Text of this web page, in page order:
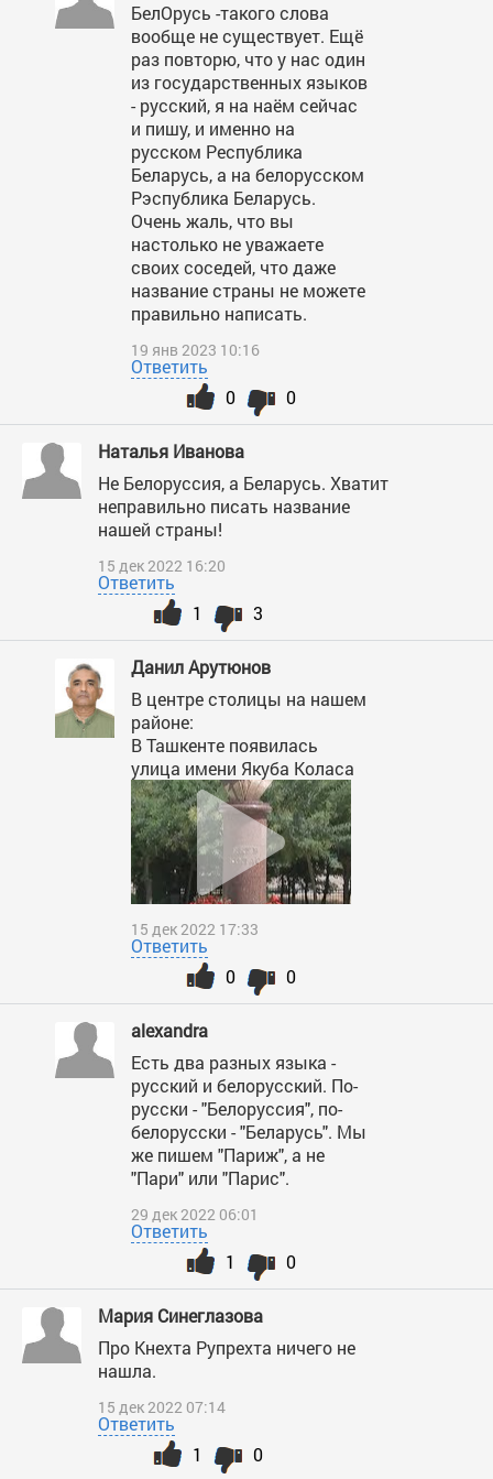
БелОрусь -такого слова
вообще не существует. Ещё
раз повторю, что у нас один
из государственных языков
- русский, я на наём сейчас
и пишу, и именно на
русском Республика
Беларусь, а на белорусском
Рэспублика Беларусь.
Очень жаль, что вы
настолько не уважаете
своих соседей, что даже
название страны не можете
правильно написать.
19 янв 2023 10:16
Ответить
0
0
Наталья Иванова
Не Белоруссия, а Беларусь. Хватит
неправильно писать название
нашей страны!
15 дек 2022 16:20
Ответить
3
1
Данил Арутюнов
В центре столицы на нашем
районе:
В Ташкенте появилась
улица имени Якуба Коласа
15 дек 2022 17:33
Ответить
0
0
alexandra
Есть два разных языка -
русский и белорусский. По-
русски - "Белоруссия", по-
белорусски - "Беларусь". Мы
же пишем "Париж", а не
"Пари" или "Парис".
29 дек 2022 06:01
Ответить
0
1
Мария Синеглазова
Про Кнехта Рупрехта ничего не
нашла.
15 дек 2022 07:14
Ответить
0
1